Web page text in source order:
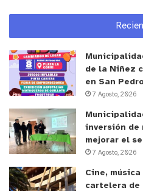
árbol
“Actualmente se busca
la fruta y, sobre todo,
árboles plantados en
se usaba antiguamente,
estatura de planta que
árboles de altura
de la Niñez
en San
7 Agosto, 2026
inversión de
mejorar el
7 Agosto, 2026
Cine,
cartelera de